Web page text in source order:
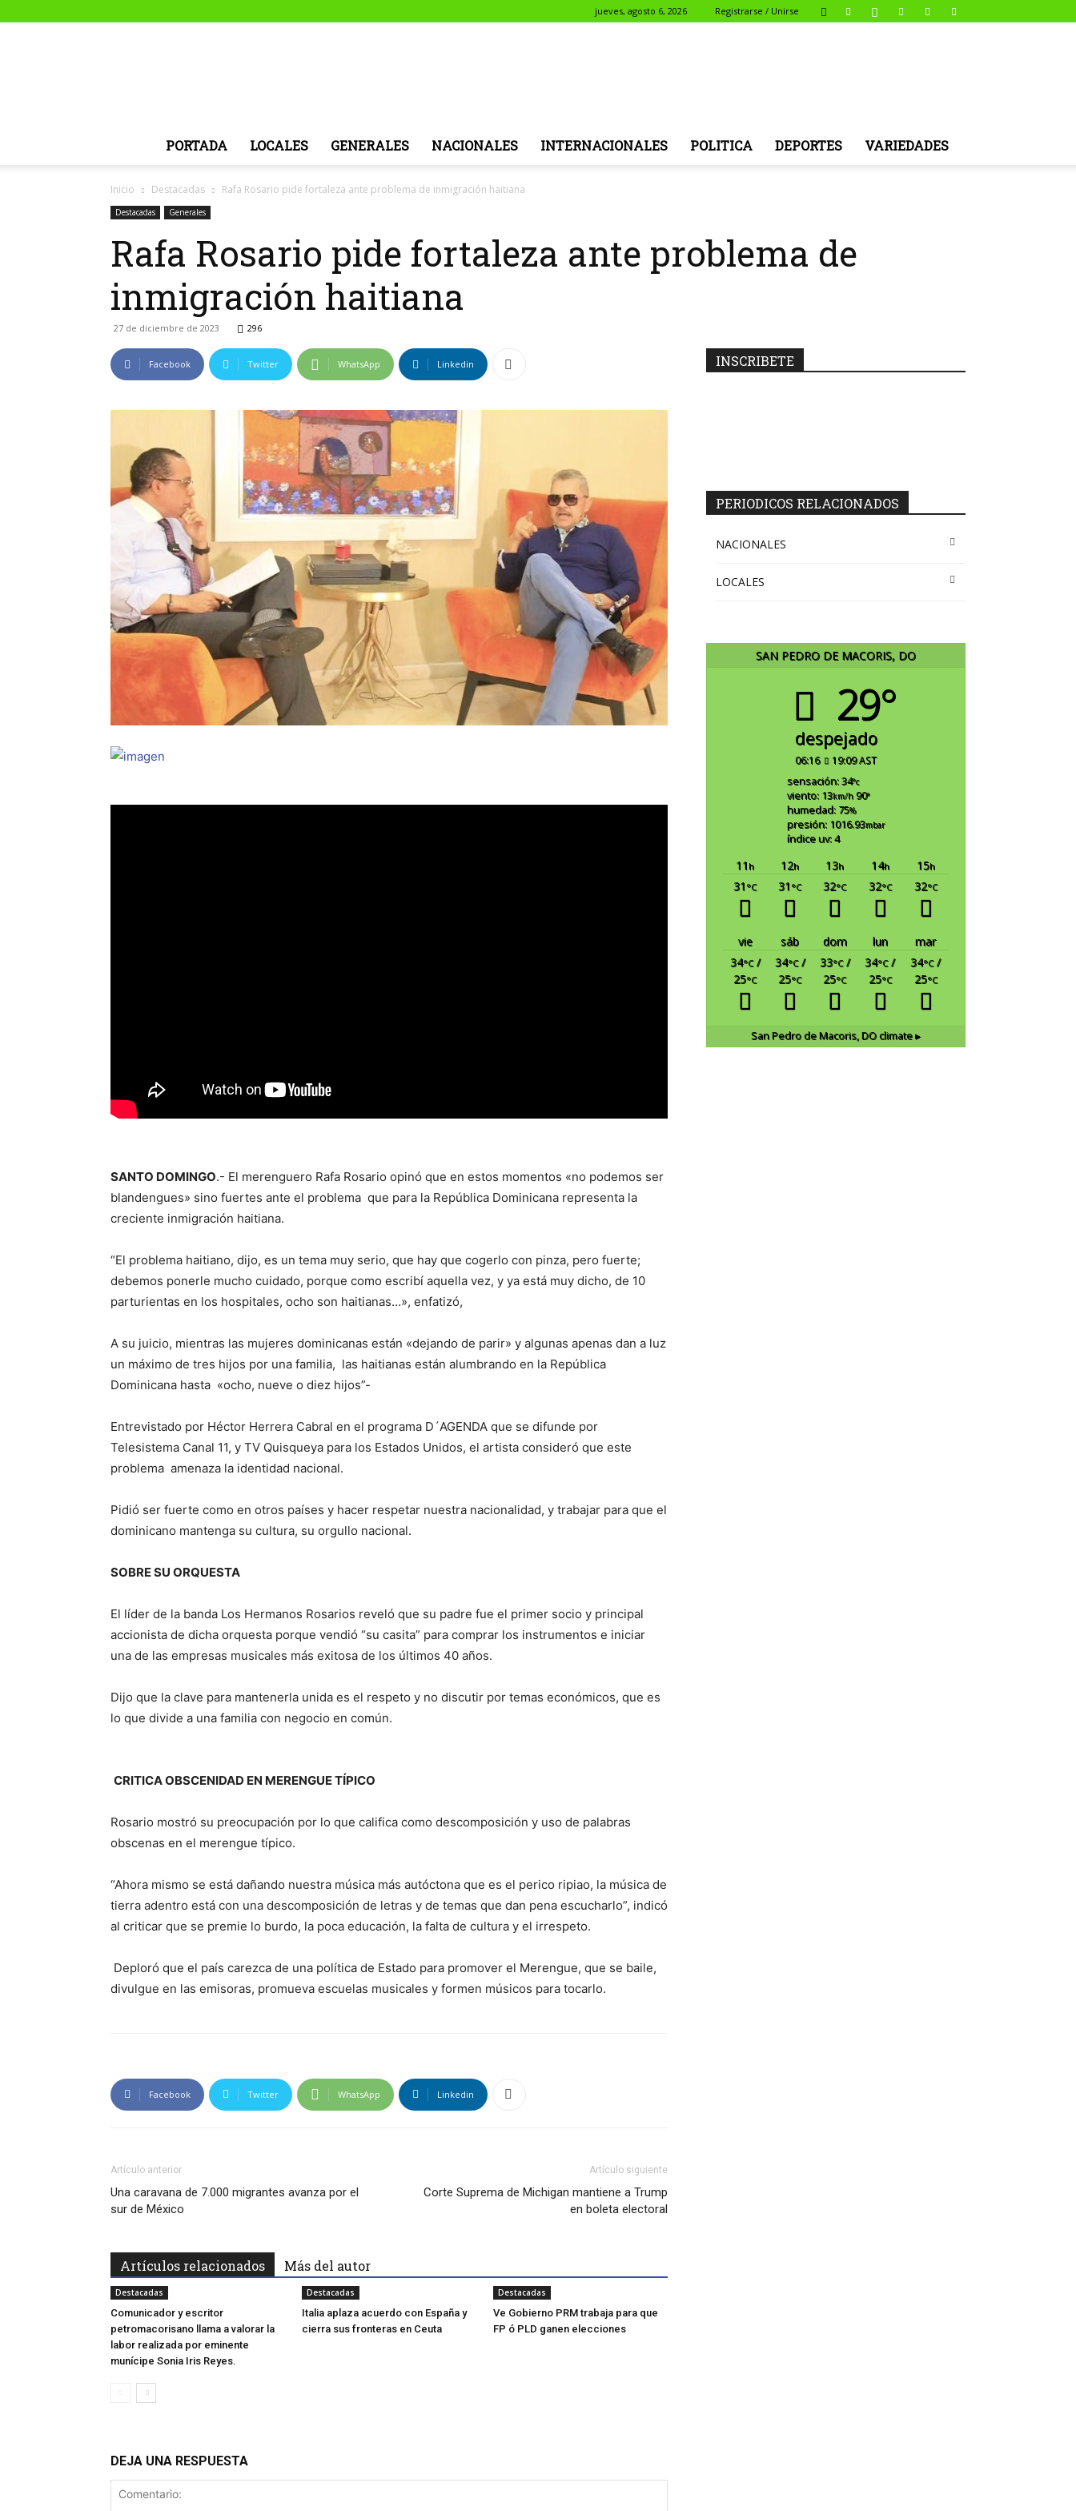
jueves, agosto 6, 2026 Registrarse / Unirse
PORTADA LOCALES GENERALES NACIONALES INTERNACIONALES POLITICA DEPORTES VARIEDADES
Inicio Destacadas Rafa Rosario pide fortaleza ante problema de inmigración haitiana
Destacadas Generales
Rafa Rosario pide fortaleza ante problema de
inmigración haitiana
27 de diciembre de 2023 296
Facebook Twitter WhatsApp Linkedin
SANTO DOMINGO.- El merenguero Rafa Rosario opinó que en estos momentos «no podemos ser
blandengues» sino fuertes ante el problema que para la República Dominicana representa la
creciente inmigración haitiana.
“El problema haitiano, dijo, es un tema muy serio, que hay que cogerlo con pinza, pero fuerte;
debemos ponerle mucho cuidado, porque como escribí aquella vez, y ya está muy dicho, de 10
parturientas en los hospitales, ocho son haitianas…», enfatizó,
A su juicio, mientras las mujeres dominicanas están «dejando de parir» y algunas apenas dan a luz
un máximo de tres hijos por una familia, las haitianas están alumbrando en la República
Dominicana hasta «ocho, nueve o diez hijos”-
Entrevistado por Héctor Herrera Cabral en el programa D´AGENDA que se difunde por
Telesistema Canal 11, y TV Quisqueya para los Estados Unidos, el artista consideró que este
problema amenaza la identidad nacional.
Pidió ser fuerte como en otros países y hacer respetar nuestra nacionalidad, y trabajar para que el
dominicano mantenga su cultura, su orgullo nacional.
SOBRE SU ORQUESTA
El líder de la banda Los Hermanos Rosarios reveló que su padre fue el primer socio y principal
accionista de dicha orquesta porque vendió “su casita” para comprar los instrumentos e iniciar
una de las empresas musicales más exitosa de los últimos 40 años.
Dijo que la clave para mantenerla unida es el respeto y no discutir por temas económicos, que es
lo que divide a una familia con negocio en común.
CRITICA OBSCENIDAD EN MERENGUE TÍPICO
Rosario mostró su preocupación por lo que califica como descomposición y uso de palabras
obscenas en el merengue típico.
“Ahora mismo se está dañando nuestra música más autóctona que es el perico ripiao, la música de
tierra adentro está con una descomposición de letras y de temas que dan pena escucharlo”, indicó
al criticar que se premie lo burdo, la poca educación, la falta de cultura y el irrespeto.
Deploró que el país carezca de una política de Estado para promover el Merengue, que se baile,
divulgue en las emisoras, promueva escuelas musicales y formen músicos para tocarlo.
Facebook Twitter WhatsApp Linkedin
Artículo anterior
Una caravana de 7.000 migrantes avanza por el
sur de México
Artículo siguiente
Corte Suprema de Michigan mantiene a Trump
en boleta electoral
Artículos relacionados Más del autor
Destacadas
Comunicador y escritor
petromacorisano llama a valorar la
labor realizada por eminente
munícipe Sonia Iris Reyes.
Destacadas
Italia aplaza acuerdo con España y
cierra sus fronteras en Ceuta
Destacadas
Ve Gobierno PRM trabaja para que
FP ó PLD ganen elecciones
DEJA UNA RESPUESTA
INSCRIBETE
PERIODICOS RELACIONADOS
NACIONALES
LOCALES
SAN PEDRO DE MACORIS, DO
29°
despejado
06:16 19:09 AST
sensación: 34°c
viento: 13km/h 90°
humedad: 75%
presión: 1016.93mbar
índice uv: 4
11 h 12h 13h 14h 15h
31 °C 31 °C 32°C 32°C 32°C
vie sáb dom lun
mar
34°C/
25°C
34°C/
25°C
33°C/
25°C
34°C/
25°C
34°C/
25°C
San Pedro de Macoris, DO climate ▸